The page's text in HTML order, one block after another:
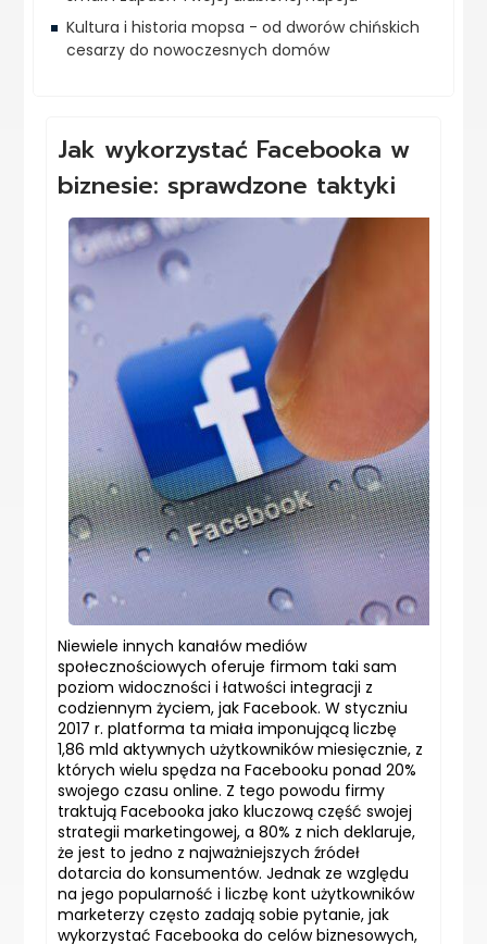
Kultura i historia mopsa - od dworów chińskich
cesarzy do nowoczesnych domów
Jak wykorzystać Facebooka w
biznesie: sprawdzone taktyki
Niewiele innych kanałów mediów
społecznościowych oferuje firmom taki sam
poziom widoczności i łatwości integracji z
codziennym życiem, jak Facebook. W styczniu
2017 r. platforma ta miała imponującą liczbę
1,86 mld aktywnych użytkowników miesięcznie, z
których wielu spędza na Facebooku ponad 20%
swojego czasu online. Z tego powodu firmy
traktują Facebooka jako kluczową część swojej
strategii marketingowej, a 80% z nich deklaruje,
że jest to jedno z najważniejszych źródeł
dotarcia do konsumentów. Jednak ze względu
na jego popularność i liczbę kont użytkowników
marketerzy często zadają sobie pytanie, jak
wykorzystać Facebooka do celów biznesowych,